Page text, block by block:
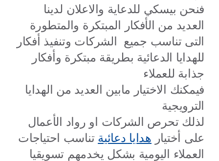
فنحن بيسكي للدعاية والاعلان لدينا
العديد من الأفكار المبتكرة والمتطورة
التى تناسب جميع الشركات وتنفيذ أفكار
للهدايا الدعائية بطريقة مبتكرة وأفكار
جذابة للعملاء
فيمكنك الاختيار مابين العديد من الهدايا
الترويجية
لذلك تحرص الشركات او رواد الأعمال
على أختيار هدايا دعائية تناسب احتياجات
العملاء اليومية بشكل يخدمهم تسويقيا